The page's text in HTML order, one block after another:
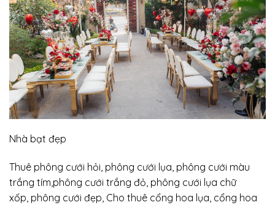
Nhà bạt đẹp
Thuê phông cưới hỏi, phông cưới lụa, phông cưới màu
trắng tím,phông cưới trắng đỏ, phông cưới lụa chữ
xốp, phông cưới đẹp, Cho thuê cổng hoa lụa, cổng hoa